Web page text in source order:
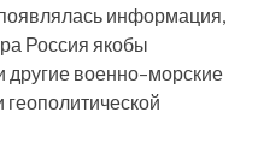
информация,
Россия якобы
другие военно–морские